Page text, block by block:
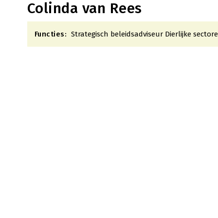
Colinda van Rees
Functies: Strategisch beleidsadviseur Dierlijke